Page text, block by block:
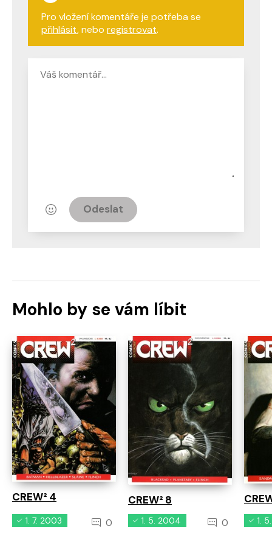
Pro vložení komentáře je potřeba se
přihlásit, nebo registrovat.
Odeslat
Mohlo by se vám líbit
CREW² 4
1. 7. 2003 0
CREW² 8
1. 5. 2004 0 1.